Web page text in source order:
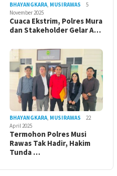
BHAYANGKARA, MUSIRAWAS
5
November 2025
Cuaca Ekstrim, Polres Mura
dan Stakeholder Gelar A…
BHAYANGKARA, MUSIRAWAS
22
April 2025
Termohon Polres Musi
Rawas Tak Hadir, Hakim
Tunda …